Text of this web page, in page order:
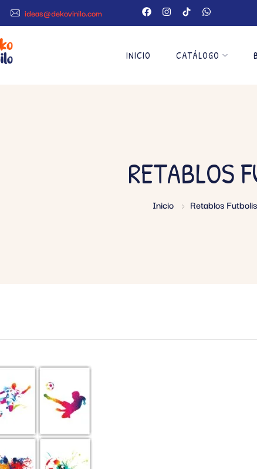
ideas@dekovinilo.com
INICIO CATÁLOGO
RETABLOS
Inicio Retablos